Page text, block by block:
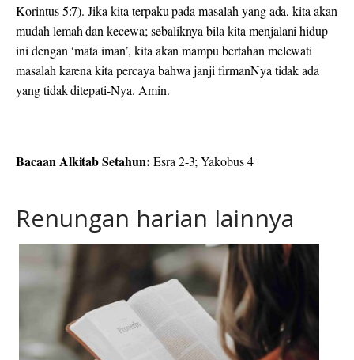
Korintus 5:7). Jika kita terpaku pada masalah yang ada, kita akan
mudah lemah dan kecewa; sebaliknya bila kita menjalani hidup
ini dengan ‘mata iman’, kita akan mampu bertahan melewati
masalah karena kita percaya bahwa janji firmanNya tidak ada
yang tidak ditepati-Nya. Amin.
Bacaan Alkitab Setahun: Esra 2-3; Yakobus 4
Renungan harian lainnya